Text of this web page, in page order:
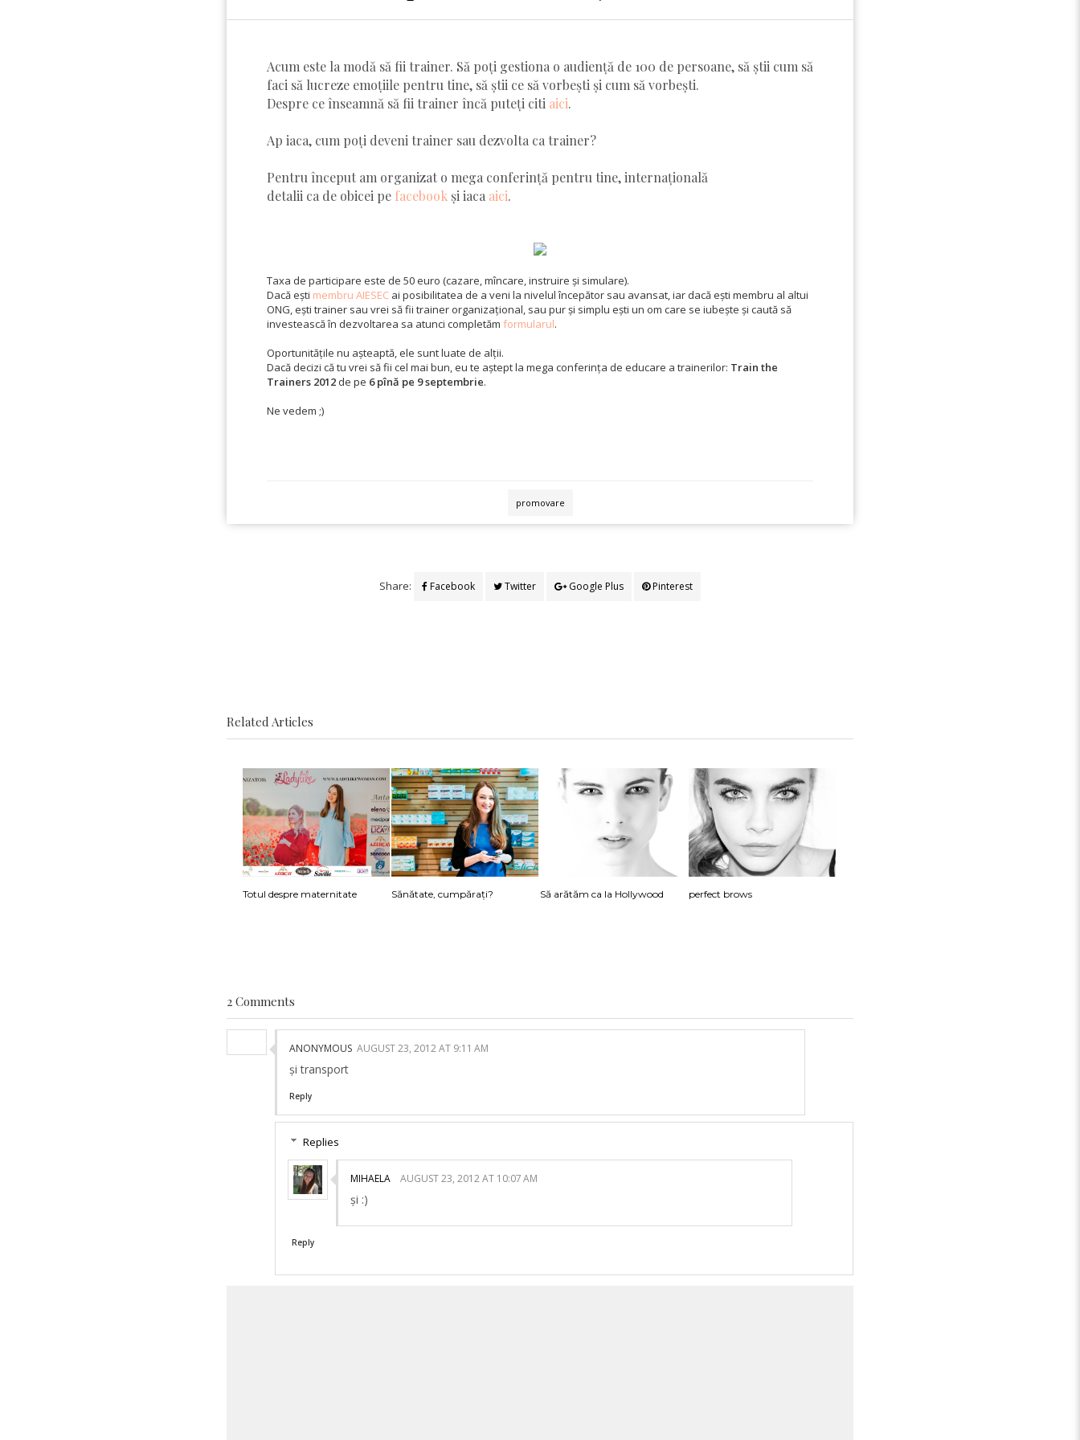
Acum este la modă să fii trainer. Să poți gestiona o audiență de 100 de persoane, să știi cum să
faci să lucreze emoțiile pentru tine, să știi ce să vorbești și cum să vorbești.
Despre ce înseamnă să fii trainer încă puteți citi aici.
Ap iaca, cum poți deveni trainer sau dezvolta ca trainer?
Pentru început am organizat o mega conferință pentru tine, internațională
detalii ca de obicei pe facebook și iaca aici.
Taxa de participare este de 50 euro (cazare, mîncare, instruire și simulare).
Dacă ești membru AIESEC ai posibilitatea de a veni la nivelul începător sau avansat, iar dacă ești membru al altui
ONG, ești trainer sau vrei să fii trainer organizațional, sau pur și simplu ești un om care se iubește și caută să
investească în dezvoltarea sa atunci completăm formularul.
Oportunitățile nu așteaptă, ele sunt luate de alții.
Dacă decizi că tu vrei să fii cel mai bun, eu te aștept la mega conferința de educare a trainerilor: Train the
Trainers 2012 de pe 6 pînă pe 9 septembrie.
Ne vedem ;)
promovare
Share: Facebook Twitter Google Plus Pinterest
Related Articles
Totul despre maternitate Sănătate, cumpărați? Să arătăm ca la Hollywood perfect brows
2 Comments
ANONYMOUS AUGUST 23, 2012 AT 9:11 AM
și transport
Reply
Replies
MIHAELA AUGUST 23, 2012 AT 10:07 AM
și :)
Reply